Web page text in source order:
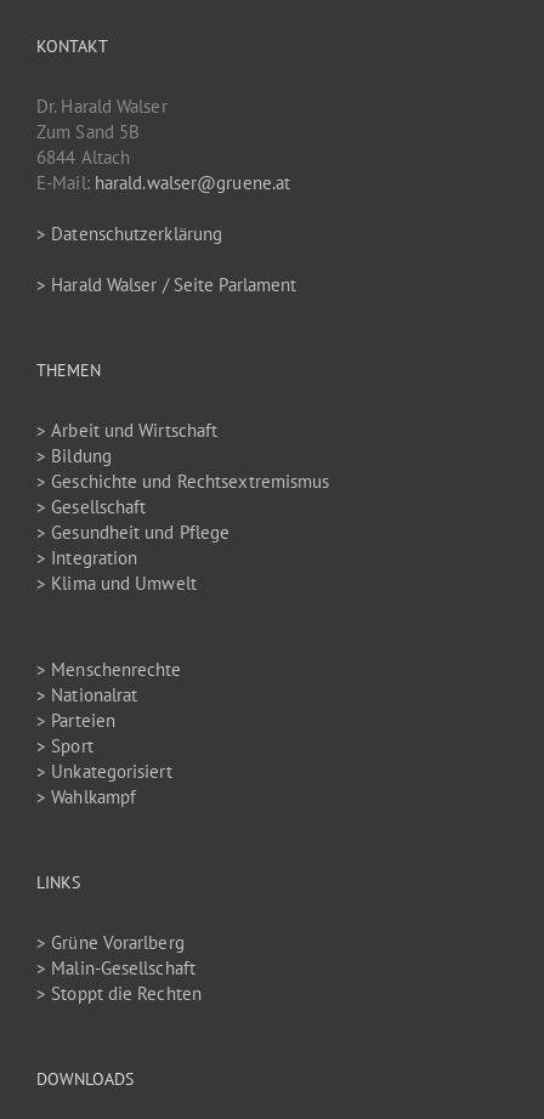
KONTAKT
Dr. Harald Walser
Zum Sand 5B
6844 Altach
E-Mail: harald.walser@gruene.at
> Datenschutzerklärung
> Harald Walser / Seite Parlament
THEMEN
> Arbeit und Wirtschaft
> Bildung
> Geschichte und Rechtsextremismus
> Gesellschaft
> Gesundheit und Pflege
> Integration
> Klima und Umwelt
> Menschenrechte
> Nationalrat
> Parteien
> Sport
> Unkategorisiert
> Wahlkampf
LINKS
> Grüne Vorarlberg
> Malin-Gesellschaft
> Stoppt die Rechten
DOWNLOADS